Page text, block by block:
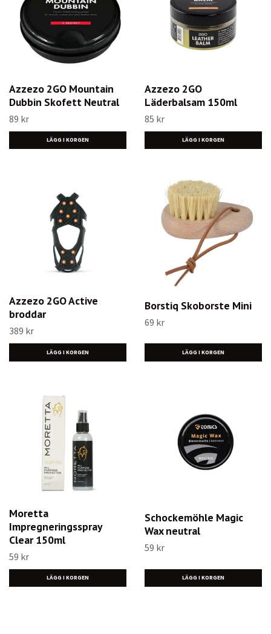
Azzezo 2GO Mountain
Dubbin Skofett Neutral
89 kr
Azzezo 2GO
Läderbalsam 150ml
85 kr
Azzezo 2GO Active
broddar
389 kr
LÄGG I KORGEN
Borstiq Skoborste Mini
69 kr
Moretta
Impregneringsspray
Clear 150ml
59 kr
Schockemöhle Magic
Wax neutral
59 kr